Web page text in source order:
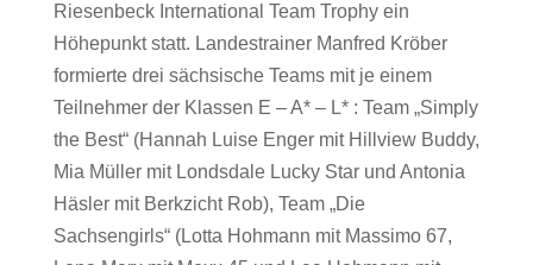
Riesenbeck International Team Trophy ein
Höhepunkt statt. Landestrainer Manfred Kröber
formierte drei sächsische Teams mit je einem
Teilnehmer der Klassen E – A* – L* : Team „Simply
the Best“ (Hannah Luise Enger mit Hillview Buddy,
Mia Müller mit Londsdale Lucky Star und Antonia
Häsler mit Berkzicht Rob), Team „Die
Sachsengirls“ (Lotta Hohmann mit Massimo 67,